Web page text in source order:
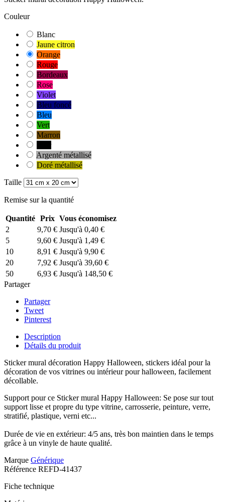
Couleur
Blanc
Jaune citron
Orange
Rouge
Bordeaux
Rose
Violet
Bleu foncé
Bleu
Vert
Marron
Argenté métallisé
Doré métallisé
Taille
Remise sur la quantité
Quantité Prix Vous économisez
2
9,70 € Jusqu'à 0,40 €
5
9,60 € Jusqu'à 1,49 €
10
8,91 € Jusqu'à 9,90 €
20
7,92 € Jusqu'à 39,60 €
50
6,93 € Jusqu'à 148,50 €
Partager
Partager
Tweet
Pinterest
Description
Détails du produit
Sticker mural décoration Happy Halloween, stickers idéal pour la
décoration de vos vitrines ou intérieur pour halloween, facilement
décollable.
Support pour ce Sticker mural Happy Halloween: Se pose sur tout
support lisse et propre du type vitrine, carrosserie, peinture, verre,
stratifié, plastique, verni etc...
Durée de vie en extérieur: 4/5 ans, très bon maintien dans le temps
grâce à un vinyle de haute qualité.
Marque Générique
Référence REFD-41437
Fiche technique